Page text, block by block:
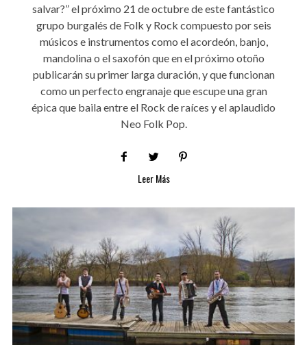
salvar?” el próximo 21 de octubre de este fantástico
grupo burgalés de Folk y Rock compuesto por seis
músicos e instrumentos como el acordeón, banjo,
mandolina o el saxofón que en el próximo otoño
publicarán su primer larga duración, y que funcionan
como un perfecto engranaje que escupe una gran
épica que baila entre el Rock de raíces y el aplaudido
Neo Folk Pop.
Leer Más